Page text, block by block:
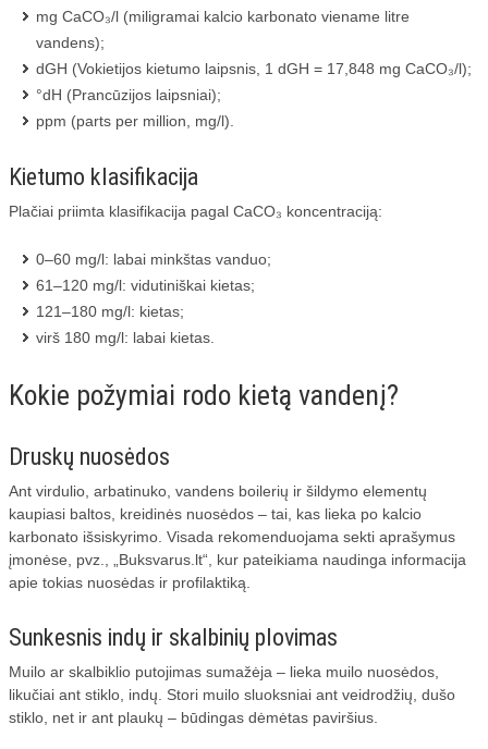
mg CaCO₃/l (miligramai kalcio karbonato viename litre
vandens);
dGH (Vokietijos kietumo laipsnis, 1 dGH = 17,848 mg CaCO₃/l);
°dH (Prancūzijos laipsniai);
ppm (parts per million, mg/l).
Kietumo klasifikacija
Plačiai priimta klasifikacija pagal CaCO₃ koncentraciją:
0–60 mg/l: labai minkštas vanduo;
61–120 mg/l: vidutiniškai kietas;
121–180 mg/l: kietas;
virš 180 mg/l: labai kietas.
Kokie požymiai rodo kietą vandenį?
Druskų nuosėdos
Ant virdulio, arbatinuko, vandens boilerių ir šildymo elementų
kaupiasi baltos, kreidinės nuosėdos – tai, kas lieka po kalcio
karbonato išsiskyrimo. Visada rekomenduojama sekti aprašymus
įmonėse, pvz., „Buksvarus.lt“, kur pateikiama naudinga informacija
apie tokias nuosėdas ir profilaktiką.
Sunkesnis indų ir skalbinių plovimas
Muilo ar skalbiklio putojimas sumažėja – lieka muilo nuosėdos,
likučiai ant stiklo, indų. Stori muilo sluoksniai ant veidrodžių, dušo
stiklo, net ir ant plaukų – būdingas dėmėtas paviršius.